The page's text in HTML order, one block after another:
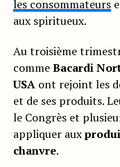
les consommateurs
aux spiritueux.
Au troisième
commeBacardi
USAont rejoint les
et de ses produits.
le Congrès et
appliquer aux
chanvre.